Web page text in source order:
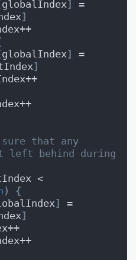
globalIndex]
=
]
globalIndex]
=
]
that any
left behind during
<
)
{
]
=
]